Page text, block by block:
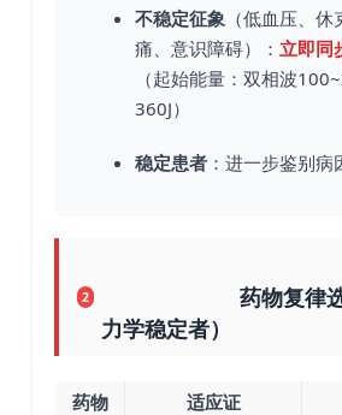
不稳定征象 （低血压、
痛、意识障碍）： 立即同
（起始能量：双相波
360J）
稳定患者 ：进一步鉴别
2
药物复律选择
力学稳定者）
药物 适应证